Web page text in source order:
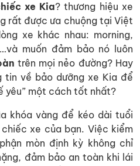
xe Kia?thương hiệu xe
rất được ưa chuộng tại Việt
xe khác nhau: morning,
và muốn đảm bảo nó luôn
trên mọi nẻo đường? Hay
tin về bảo dưỡng xe Kia để
yêu” một cách tốt nhất?
khóa vàng để kéo dài tuổi
xe của bạn. Việc kiểm
mòn định kỳ không chỉ
đảm bảo an toàn khi lái